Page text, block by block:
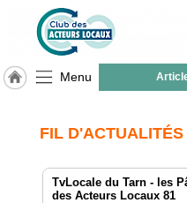
Menu
FIL
TvLocale du Tarn - les
des Acteurs Locaux 81